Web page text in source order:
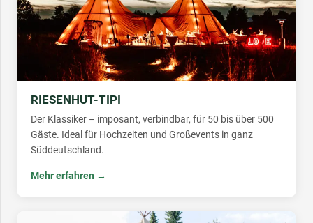
RIESENHUT-TIPI
Der Klassiker – imposant, verbindbar, für 50 bis über 500
Gäste. Ideal für Hochzeiten und Großevents in ganz
Süddeutschland.
Mehr erfahren →